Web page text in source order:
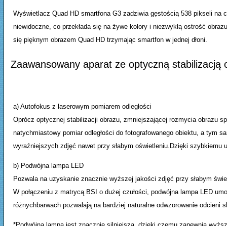
Wyświetlacz Quad HD smartfona G3 zadziwia gęstością 538 pikseli
niewidoczne, co przekłada się na żywe kolory i niezwykłą ostrość
się pięknym obrazem Quad HD trzymając smartfon w jednej dłoni.
Zaawansowany aparat ze optyczną stabilizacją
a) Autofokus z laserowym pomiarem odległości
Oprócz optycznej stabilizacji obrazu, zmniejszającej rozmycia obrazu
natychmiastowy pomiar odległości do fotografowanego obiektu, a tym
wyraźniejszych zdjęć nawet przy słabym oświetleniu.Dzięki
b) Podwójna lampa LED
Pozwala na uzyskanie znacznie wyższej jakości zdjęć przy słabym
W połączeniu z matrycą BSI o dużej czułości, podwójna lampa LED
różnychbarwach pozwalają na bardziej naturalne odwzorowanie odcieni